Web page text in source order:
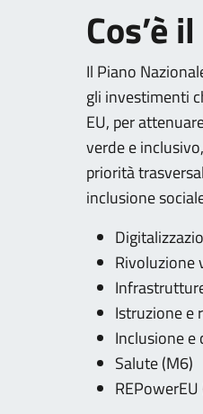
Cos’è
Il Piano
gli investimenti
EU, per
verde e
priorità
inclusione
Rivoluzione
Istruzione e
Inclusione e
Salute (M6)